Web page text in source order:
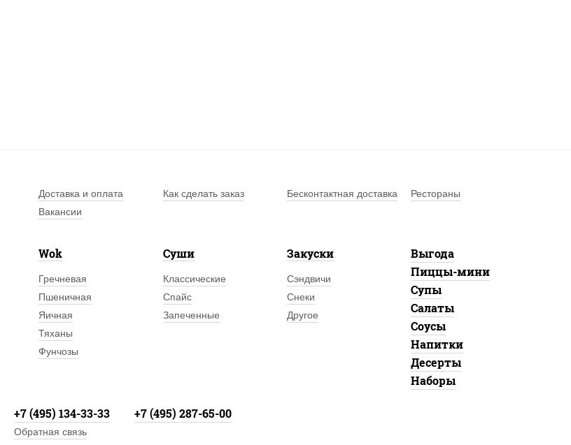
Доставка и оплата Как сделать заказ Бесконтактная доставка
Рестораны
Вакансии
Wok
Гречневая
Пшеничная
Яичная
Тяханы
Фунчозы
Суши
Классические
Спайс
Запеченные
Закуски
Сэндвичи
Снеки
Другое
Выгода
Пиццы-мини
Супы
Салаты
Соусы
Напитки
Десерты
Наборы
+7 (495) 134-33-33 +7 (495) 287-65-00
Обратная связь